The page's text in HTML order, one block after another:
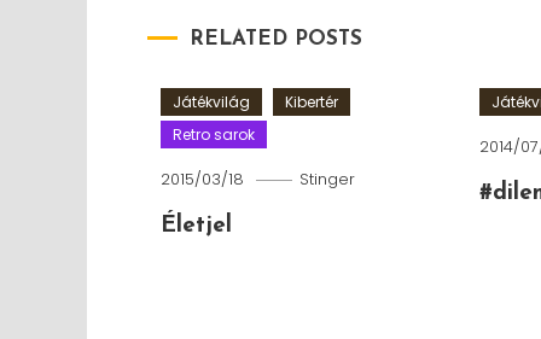
RELATED POSTS
Játékvilág
Kibertér
Retro sarok
2015/03/18 Stinger
Életjel
2014/